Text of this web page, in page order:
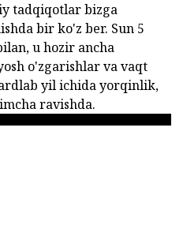
tadqiqotlar bizga
bir ko'z ber. Sun 5
u hozir ancha
o'zgarishlar va vaqt
yil ichida yorqinlik,
ravishda.